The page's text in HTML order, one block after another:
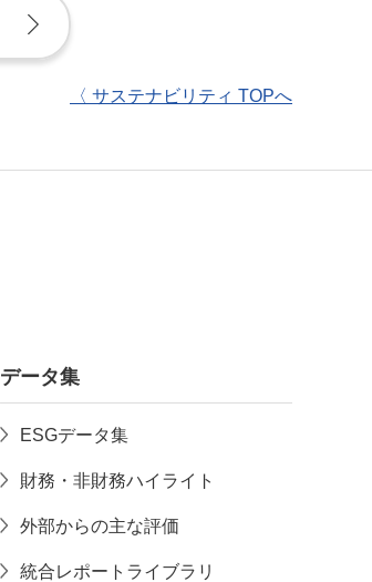
〈 サステナビリティ TOPへ
データ集
ESGデータ集
財務・非財務ハイライト
外部からの主な評価
統合レポートライブラリ